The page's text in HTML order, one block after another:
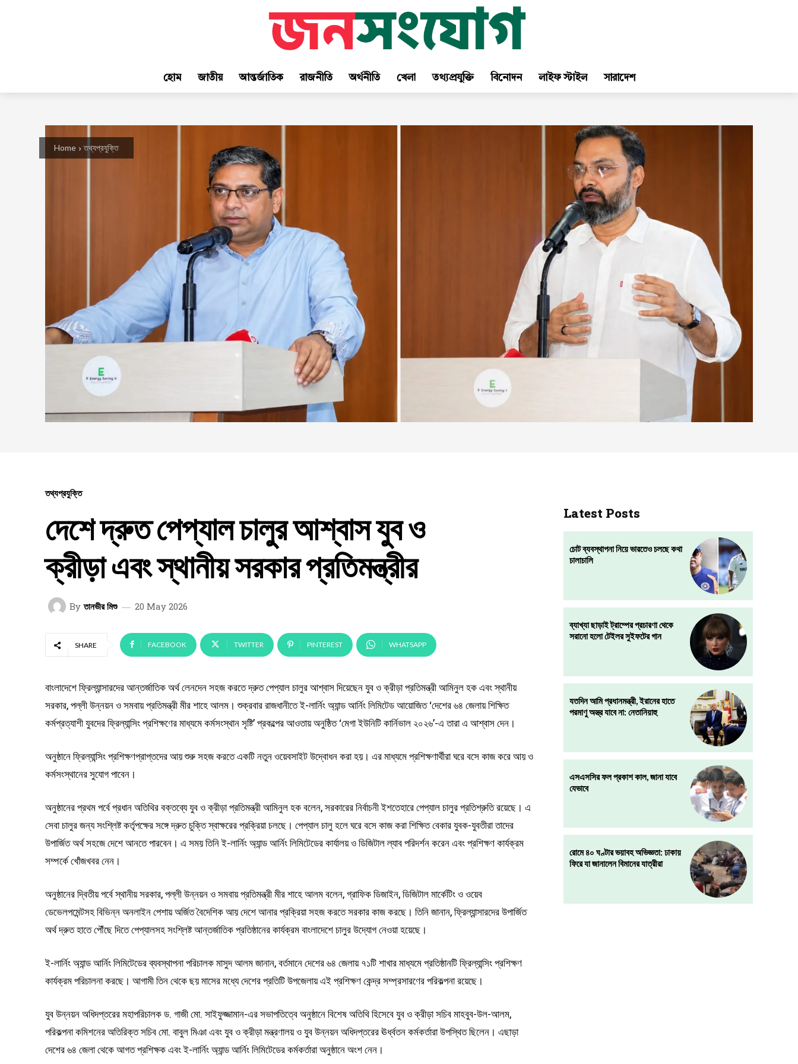
হোম জাতীয় আন্তর্জাতিক রাজনীতি অর্থনীতি খেলা তথ্যপ্রযুক্তি বিনোদন লাইফ স্টাইল সারাদেশ
Home তথ্যপ্রযুক্তি
তথ্যপ্রযুক্তি
দেশে দ্রুত পেপ্যাল চালুর আশ্বাস যুব ও
ক্রীড়া এবং স্থানীয় সরকার প্রতিমন্ত্রীর
By তানভীর মিশু 20 May 2026
SHARE FACEBOOK TWITTER PINTEREST WHATSAPP
বাংলাদেশে ফ্রিল্যান্সারদের আন্তর্জাতিক অর্থ লেনদেন সহজ করতে দ্রুত পেপ্যাল চালুর আশ্বাস দিয়েছেন যুব ও ক্রীড়া প্রতিমন্ত্রী আমিনুল হক এবং স্থানীয়
সরকার, পল্লী উন্নয়ন ও সমবায় প্রতিমন্ত্রী মীর শাহে আলম। শুক্রবার রাজধানীতে ই-লার্নিং অ্যান্ড আর্নিং লিমিটেড আয়োজিত ‘দেশের ৬৪ জেলায় শিক্ষিত
কর্মপ্রত্যাশী যুবদের ফ্রিল্যান্সিং প্রশিক্ষণের মাধ্যমে কর্মসংস্থান সৃষ্টি’ প্রকল্পের আওতায় অনুষ্ঠিত ‘মেগা ইউনিটি কার্নিভাল ২০২৬’-এ তারা এ আশ্বাস দেন।
অনুষ্ঠানে ফ্রিল্যান্সিং প্রশিক্ষণপ্রাপ্তদের আয় শুরু সহজ করতে একটি নতুন ওয়েবসাইট উদ্বোধন করা হয়। এর মাধ্যমে প্রশিক্ষণার্থীরা ঘরে বসে কাজ করে আয় ও
কর্মসংস্থানের সুযোগ পাবেন।
অনুষ্ঠানের প্রথম পর্বে প্রধান অতিথির বক্তব্যে যুব ও ক্রীড়া প্রতিমন্ত্রী আমিনুল হক বলেন, সরকারের নির্বাচনী ইশতেহারে পেপ্যাল চালুর প্রতিশ্রুতি রয়েছে। এ
সেবা চালুর জন্য সংশ্লিষ্ট কর্তৃপক্ষের সঙ্গে দ্রুত চুক্তি স্বাক্ষরের প্রক্রিয়া চলছে। পেপ্যাল চালু হলে ঘরে বসে কাজ করা শিক্ষিত বেকার যুবক-যুবতীরা তাদের
উপার্জিত অর্থ সহজে দেশে আনতে পারবেন। এ সময় তিনি ই-লার্নিং অ্যান্ড আর্নিং লিমিটেডের কার্যালয় ও ডিজিটাল ল্যাব পরিদর্শন করেন এবং প্রশিক্ষণ কার্যক্রম
সম্পর্কে খোঁজখবর নেন।
অনুষ্ঠানের দ্বিতীয় পর্বে স্থানীয় সরকার, পল্লী উন্নয়ন ও সমবায় প্রতিমন্ত্রী মীর শাহে আলম বলেন, গ্রাফিক ডিজাইন, ডিজিটাল মার্কেটিং ও ওয়েব
ডেভেলপমেন্টসহ বিভিন্ন অনলাইন পেশায় অর্জিত বৈদেশিক আয় দেশে আনার প্রক্রিয়া সহজ করতে সরকার কাজ করছে। তিনি জানান, ফ্রিল্যান্সারদের উপার্জিত
অর্থ দ্রুত হাতে পৌঁছে দিতে পেপ্যালসহ সংশ্লিষ্ট আন্তর্জাতিক প্রতিষ্ঠানের কার্যক্রম বাংলাদেশে চালুর উদ্যোগ নেওয়া হয়েছে।
ই-লার্নিং অ্যান্ড আর্নিং লিমিটেডের ব্যবস্থাপনা পরিচালক মাসুদ আলম জানান, বর্তমানে দেশের ৬৪ জেলায় ৭১টি শাখার মাধ্যমে প্রতিষ্ঠানটি ফ্রিল্যান্সিং প্রশিক্ষণ
কার্যক্রম পরিচালনা করছে। আগামী তিন থেকে ছয় মাসের মধ্যে দেশের প্রতিটি উপজেলায় এই প্রশিক্ষণ কেন্দ্র সম্প্রসারণের পরিকল্পনা রয়েছে।
যুব উন্নয়ন অধিদপ্তরের মহাপরিচালক ড. গাজী মো. সাইফুজ্জামান-এর সভাপতিত্বে অনুষ্ঠানে বিশেষ অতিথি হিসেবে যুব ও ক্রীড়া সচিব মাহবুব-উল-আলম,
পরিকল্পনা কমিশনের অতিরিক্ত সচিব মো. বাবুল মিঞা এবং যুব ও ক্রীড়া মন্ত্রণালয় ও যুব উন্নয়ন অধিদপ্তরের ঊর্ধ্বতন কর্মকর্তারা উপস্থিত ছিলেন। এছাড়া
দেশের ৬৪ জেলা থেকে আগত প্রশিক্ষক এবং ই-লার্নিং অ্যান্ড আর্নিং লিমিটেডের কর্মকর্তারা অনুষ্ঠানে অংশ নেন।
Latest Posts
চোট ব্যবস্থাপনা নিয়ে ভারতেও চলছে কথা
চালাচালি
ব্যাখ্যা ছাড়াই ট্রাম্পের প্রচারণা থেকে
সরানো হলো টেইলর সুইফটের গান
যতদিন আমি প্রধানমন্ত্রী, ইরানের হাতে
পরমাণু অস্ত্র যাবে না: নেতানিয়াহু
এসএসসির ফল প্রকাশ কাল, জানা যাবে
যেভাবে
রোমে ৪০ ঘণ্টার ভয়াবহ অভিজ্ঞতা: ঢাকায়
ফিরে যা জানালেন বিমানের যাত্রীরা